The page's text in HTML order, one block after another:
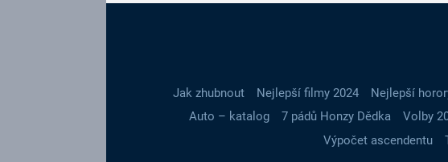
Jak zhubnout Nejlepší filmy 2024 Nejlepší
Auto – katalog
7 pádů Honzy Dědka Volby
Výpočet ascendentu